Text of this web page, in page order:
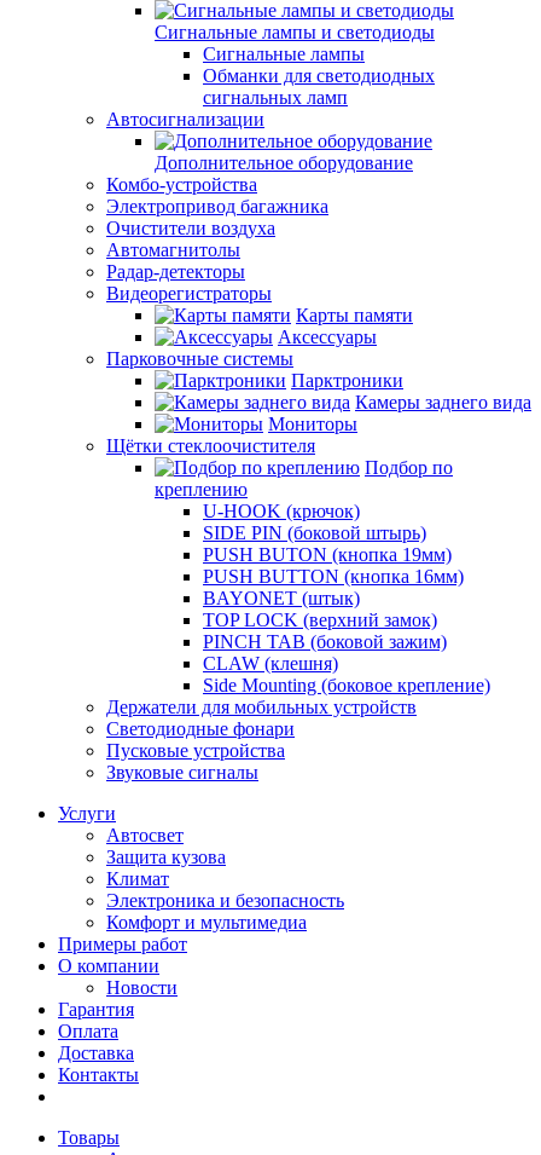
Cигнальные лампы и светодиоды
Сигнальные лампы
Обманки для светодиодных
сигнальных ламп
Автосигнализации
Дополнительное оборудование
Комбо-устройства
Электропривод багажника
Очистители воздуха
Автомагнитолы
Радар-детекторы
Видеорегистраторы
Карты памяти
Аксессуары
Парковочные системы
Парктроники
Камеры заднего вида
Мониторы
Щётки стеклоочистителя
Подбор по
креплению
U-HOOK (крючок)
SIDE PIN (боковой штырь)
PUSH BUTON (кнопка 19мм)
PUSH BUTTON (кнопка 16мм)
BAYONET (штык)
TOP LOCK (верхний замок)
PINCH TAB (боковой зажим)
CLAW (клешня)
Side Mounting (боковое крепление)
Держатели для мобильных устройств
Светодиодные фонари
Пусковые устройства
Звуковые сигналы
Услуги
Автосвет
Защита кузова
Климат
Электроника и безопасность
Комфорт и мультимедиа
Примеры работ
О компании
Новости
Гарантия
Оплата
Доставка
Контакты
Товары